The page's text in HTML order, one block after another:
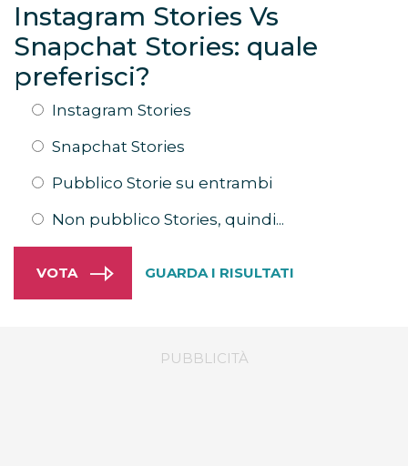
Instagram Stories Vs
Snapchat Stories: quale
preferisci?
Instagram Stories
Snapchat Stories
Pubblico Storie su entrambi
Non pubblico Stories, quindi...
GUARDA I RISULTATI